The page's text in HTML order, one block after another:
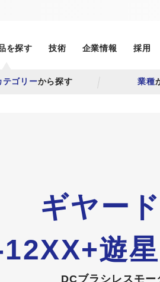
を探す
テゴリーから探す 業種
技術 企業情報 採用
ギヤー
遊
DCブラシレスモー